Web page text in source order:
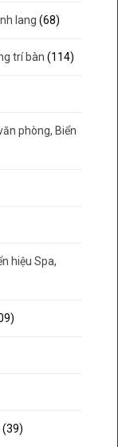
lang (68)
trí bàn (114)
phòng, Biển
hiệu Spa,
(39)